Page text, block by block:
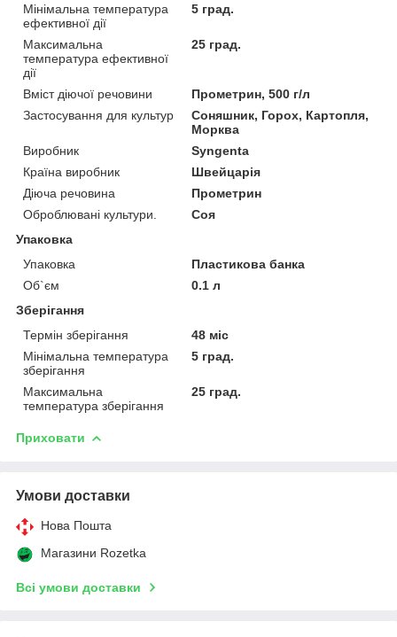
Мінімальна температура
ефективної дії
5 град.
Максимальна
температура ефективної
дії
25 град.
Вміст діючої речовини
Прометрин, 500 г/л
Застосування для культур
Соняшник, Горох, Картопля,
Морква
Виробник
Syngenta
Країна виробник
Швейцарія
Діюча речовина
Прометрин
Оброблювані культури.
Соя
Упаковка
Упаковка
Пластикова банка
Об`єм
0.1 л
Зберігання
Термін зберігання
48 міс
Мінімальна температура
зберігання
5 град.
Максимальна
температура зберігання
25 град.
Приховати
Умови доставки
Нова Пошта
Магазини Rozetka
Всі умови доставки